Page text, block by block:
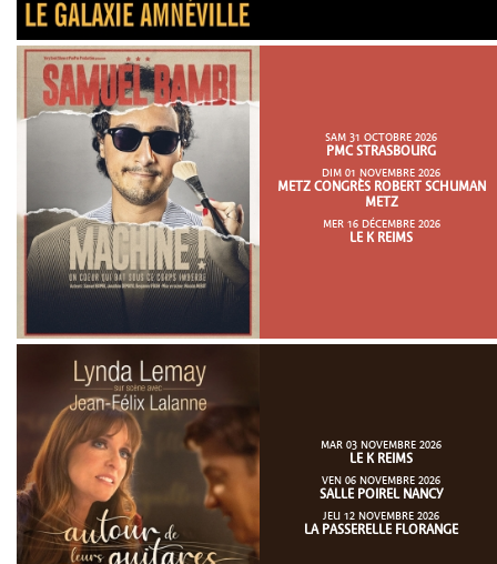
SAM 31 OCTOBRE 2026
PMC STRASBOURG
DIM 01 NOVEMBRE 2026
METZ CONGRÈS ROBERT SCHUMAN
METZ
MER 16 DÉCEMBRE 2026
LE K REIMS
MAR 03 NOVEMBRE 2026
LE K REIMS
VEN 06 NOVEMBRE 2026
SALLE POIREL NANCY
JEU 12 NOVEMBRE 2026
LA PASSERELLE FLORANGE